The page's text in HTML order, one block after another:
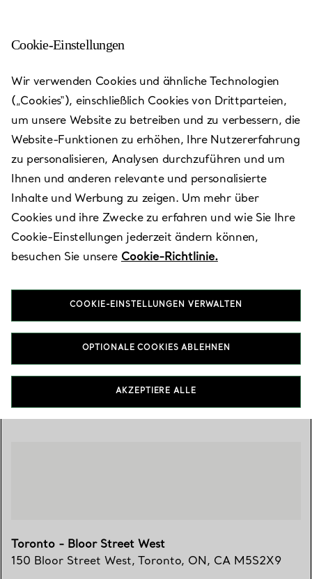
Toronto - Bloor Street West
Heute bis 18:00 geöffnet
VEREINBAREN SIE EINEN TERMIN
Verfügbare Leistungen
Flagship
150 Bloor Street West,Toronto, ON,CA M5S2X9
(416) 921-3900
Besuchen Sie uns
Toronto - Bloor Street West
150 Bloor Street West, Toronto, ON, CA M5S2X9
Cookie-Einstellungen
Wir verwenden Cookies und ähnliche Technologien
(„Cookies“), einschließlich Cookies von Drittparteien,
um unsere Website zu betreiben und zu verbessern, die
Website-Funktionen zu erhöhen, Ihre Nutzererfahrung
zu personalisieren, Analysen durchzuführen und um
Ihnen und anderen relevante und personalisierte
Inhalte und Werbung zu zeigen. Um mehr über
Cookies und ihre Zwecke zu erfahren und wie Sie Ihre
Cookie-Einstellungen jederzeit ändern können,
besuchen Sie unsere Cookie-Richtlinie.
COOKIE-EINSTELLUNGEN VERWALTEN
OPTIONALE COOKIES ABLEHNEN
AKZEPTIERE ALLE